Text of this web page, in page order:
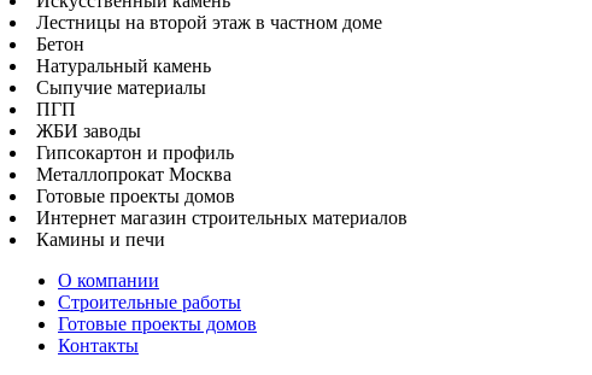
Лестницы на второй этаж в частном доме
Бетон
Натуральный камень
Сыпучие материалы
ПГП
ЖБИ заводы
Гипсокартон и профиль
Металлопрокат Москва
Готовые проекты домов
Интернет магазин строительных материалов
Камины и печи
О компании
Строительные работы
Готовые проекты домов
Контакты